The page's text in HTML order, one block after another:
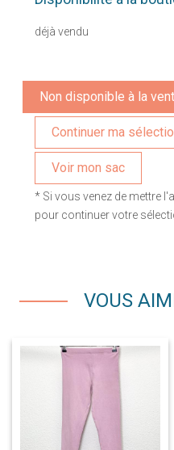
déjà vendu
Non disponible à la
Voir mon sac
* Si vous venez de mettre
pour continuer votre
VOUS